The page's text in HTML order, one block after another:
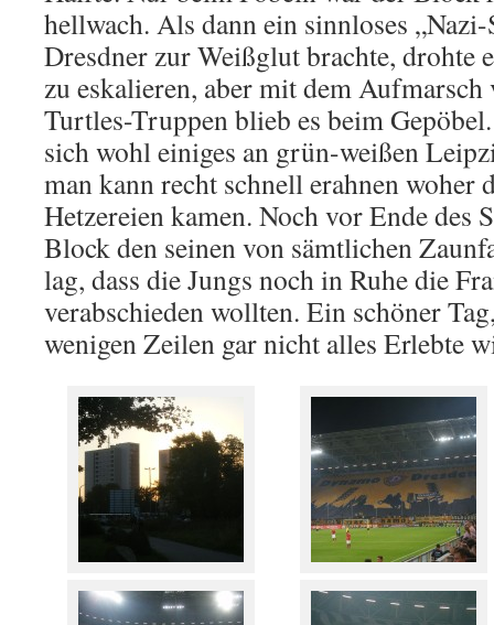
hellwach. Als dann ein sinnloses
Dresdner zur Weißglut brachte, drohte
zu eskalieren, aber mit dem
Turtles-Truppen blieb es beim
sich wohl einiges an grün-weißen
man kann recht schnell erahnen woher
Hetzereien kamen. Noch vor Ende des
Block den seinen von sämtlichen
lag, dass die Jungs noch in Ruhe die
verabschieden wollten. Ein schöner
wenigen Zeilen gar nicht alles Erlebte